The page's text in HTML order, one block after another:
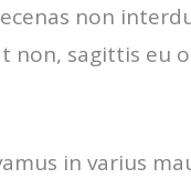
non
non, sagittis eu
in varius